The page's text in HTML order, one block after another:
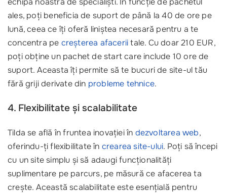
ales, poți beneficia de suport de până la 40 de ore pe
lună, ceea ce îți oferă liniștea necesară pentru a te
concentra pe creșterea afaceriitale. Cu doar 210 EUR,
poți obține un pachet de start care include 10 ore de
suport. Aceasta îți permite să te bucuri de site-ul tău
fără griji derivate din probleme tehnice.
4. Flexibilitate și scalabilitate
Tilda se află în fruntea inovației în dezvoltarea web,
oferindu-ți flexibilitate în crearea site-ului. Poți să începi
cu un site simplu și să adaugi funcționalități
suplimentare pe parcurs, pe măsură ce afacerea ta
crește. Această scalabilitate este esențială pentru